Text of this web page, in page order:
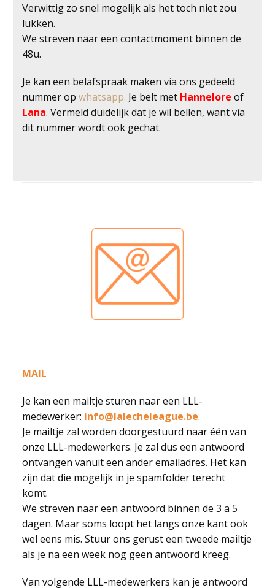
Verwittig zo snel mogelijk als het toch niet zou
lukken.
We streven naar een contactmoment binnen de
48u.
Je kan een belafspraak maken via ons gedeeld
nummer op whatsapp. Je belt met Hannelore of
Lana. Vermeld duidelijk dat je wil bellen, want via
dit nummer wordt ook gechat.
MAIL
Je kan een mailtje sturen naar een LLL-
medewerker: info@lalecheleague.be.
Je mailtje zal worden doorgestuurd naar één van
onze LLL-medewerkers. Je zal dus een antwoord
ontvangen vanuit een ander emailadres. Het kan
zijn dat die mogelijk in je spamfolder terecht
komt.
We streven naar een antwoord binnen de 3 a 5
dagen. Maar soms loopt het langs onze kant ook
wel eens mis. Stuur ons gerust een tweede mailtje
als je na een week nog geen antwoord kreeg.
Van volgende LLL-medewerkers kan je antwoord